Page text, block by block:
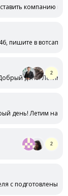
компанию в
пишите в вотсап
день! Летим
2
день! Летим на
2
с подготовленым